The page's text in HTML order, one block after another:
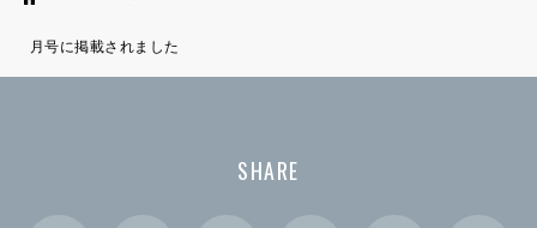
月号に掲載されました
SHARE